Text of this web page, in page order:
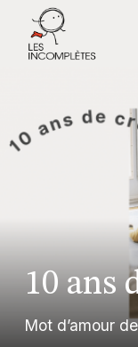
10 ans
Mot d’amour